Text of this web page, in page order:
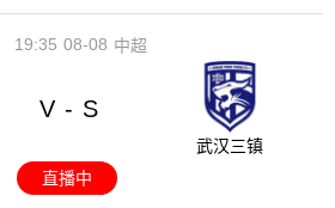
08-08
19:35 中超
V - S
武汉三镇
直播中